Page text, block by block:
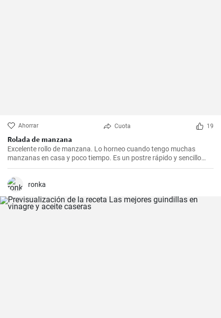
Ahorrar Cuota 19
Rolada de manzana
Excelente rollo de manzana. Lo horneo cuando tengo muchas
manzanas en casa y poco tiempo. Es un postre rápido y sencillo
que siempre agrada.
ronka